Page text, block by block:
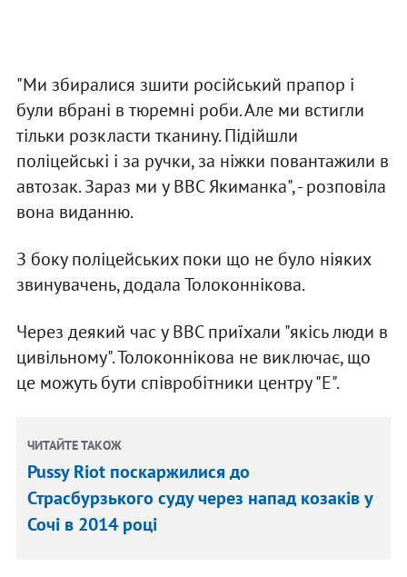
"Ми збиралися зшити російський прапор і
були вбрані в тюремні роби. Але ми встигли
тільки розкласти тканину. Підійшли
поліцейські і за ручки, за ніжки повантажили в
автозак. Зараз ми у ВВС Якиманка", - розповіла
вона виданню.
З боку поліцейських поки що не було ніяких
звинувачень, додала Толоконнікова.
Через деякий час у ВВС приїхали "якісь люди в
цивільному". Толоконнікова не виключає, що
це можуть бути співробітники центру "Е".
ЧИТАЙТЕ ТАКОЖ
Pussy Riot поскаржилися до
Страсбурзького суду через напад козаків у
Сочі в 2014 році